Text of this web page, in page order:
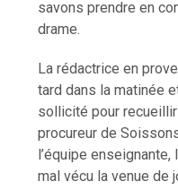
savons prendre en
drame.
La rédactrice en
tard dans la matinée
sollicité pour
procureur de
l’équipe
mal vécu la venue de